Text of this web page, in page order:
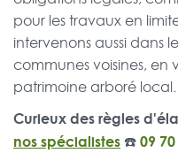
pour les travaux en
intervenons aussi dans
communes voisines, en
patrimoine arboré local.
Curieux des règles
nos spécialistes ☎️09